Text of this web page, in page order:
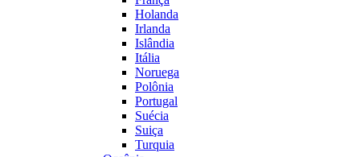
Holanda
Irlanda
Islândia
Itália
Noruega
Polônia
Portugal
Suécia
Suiça
Turquia